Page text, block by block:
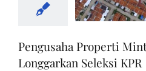
Pengusaha Properti
Longgarkan Seleksi KPR